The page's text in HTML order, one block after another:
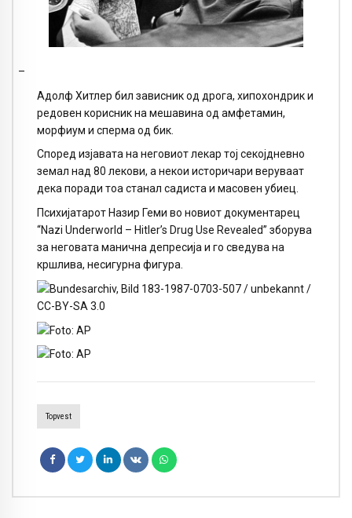
–
Адолф Хитлер бил зависник од дрога, хипохондрик и
редовен корисник на мешавина од амфетамин,
морфиум и сперма од бик.
Според изјавата на неговиот лекар тој секојдневно
земал над 80 лекови, а некои историчари веруваат
дека поради тоа станал садиста и масовен убиец.
Психијатарот Назир Геми во новиот документарец
“Nazi Underworld – Hitler’s Drug Use Revealed” зборува
за неговата манична депресија и го сведува на
кршлива, несигурна фигура.
Topvest